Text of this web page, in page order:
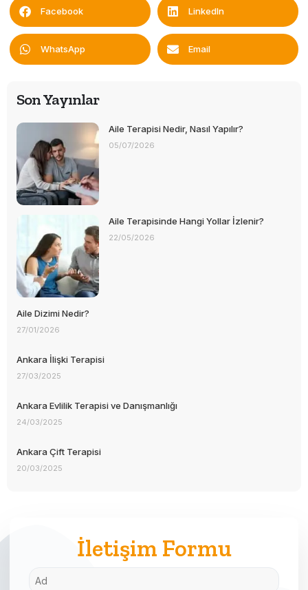
Facebook LinkedIn
WhatsApp Email
Son Yayınlar
Aile Terapisi Nedir, Nasıl Yapılır?
05/07/2026
Aile Terapisinde Hangi Yollar İzlenir?
22/05/2026
Aile Dizimi Nedir?
27/01/2026
Ankara İlişki Terapisi
27/03/2025
Ankara Evlilik Terapisi ve Danışmanlığı
24/03/2025
Ankara Çift Terapisi
20/03/2025
İletişim Formu